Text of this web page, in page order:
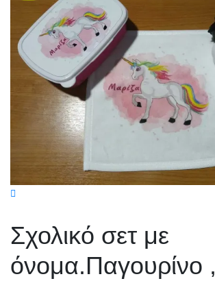
Σχολικό σετ με
όνομα.Παγουρίνο ,